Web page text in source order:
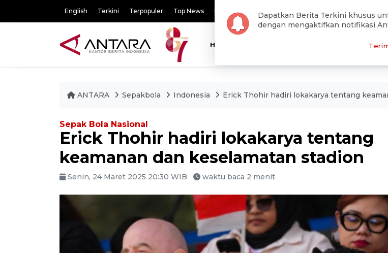
English Terkini Terpopuler Top News Pilihan Editor Pemilu Otomotif Antara Foto
HOME
ANTARA Sepakbola Indonesia Erick Thohir hadiri lokakarya tentang
Sepak Bola Nasional
Erick Thohir hadiri lokakarya tentang
keamanan dan keselamatan stadion
Senin, 24 Maret 2025 20:30 WIB waktu baca 2 menit
Dapatkan Berita Terkini khusus
dengan mengaktifkan notifikasi